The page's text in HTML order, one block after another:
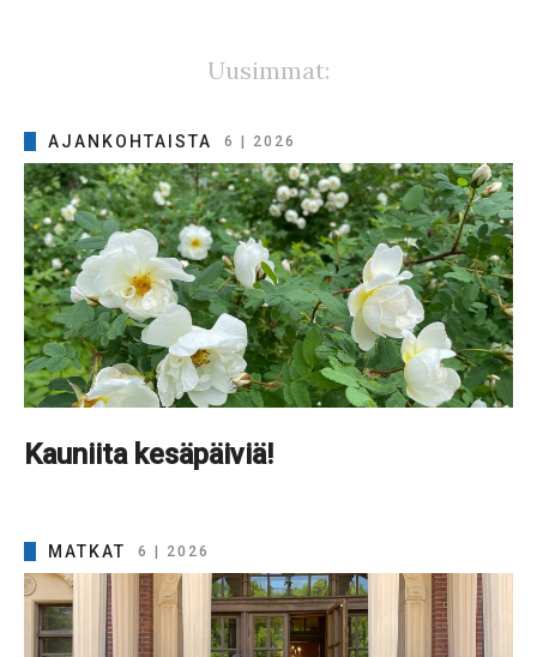
Uusimmat:
AJANKOHTAISTA 6 | 2026
Kauniita kesäpäiviä!
MATKAT 6 | 2026